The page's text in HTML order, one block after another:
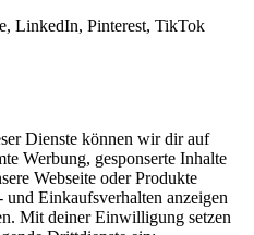
LinkedIn, Pinterest, TikTok
Dienste können wir dir auf
Werbung, gesponserte Inhalte
Webseite oder Produkte
und Einkaufsverhalten anzeigen
Mit deiner Einwilligung setzen